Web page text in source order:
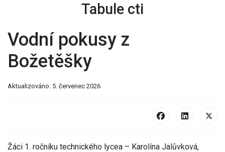
Tabule cti
Vodní pokusy z
Božetěšky
Aktualizováno: 5. červenec 2026
Žáci 1. ročníku technického lycea – Karolína Jalůvková,